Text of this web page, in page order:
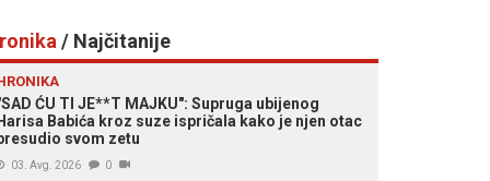
/ Najčitanije
ĆU TI JE**T MAJKU": Supruga ubijenog
Babića kroz suze ispričala kako je njen otac
svom zetu
03. Avg. 2026 0